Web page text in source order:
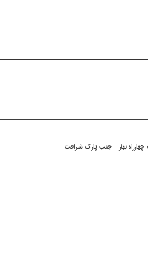
بهار - جنب پارك شرافت